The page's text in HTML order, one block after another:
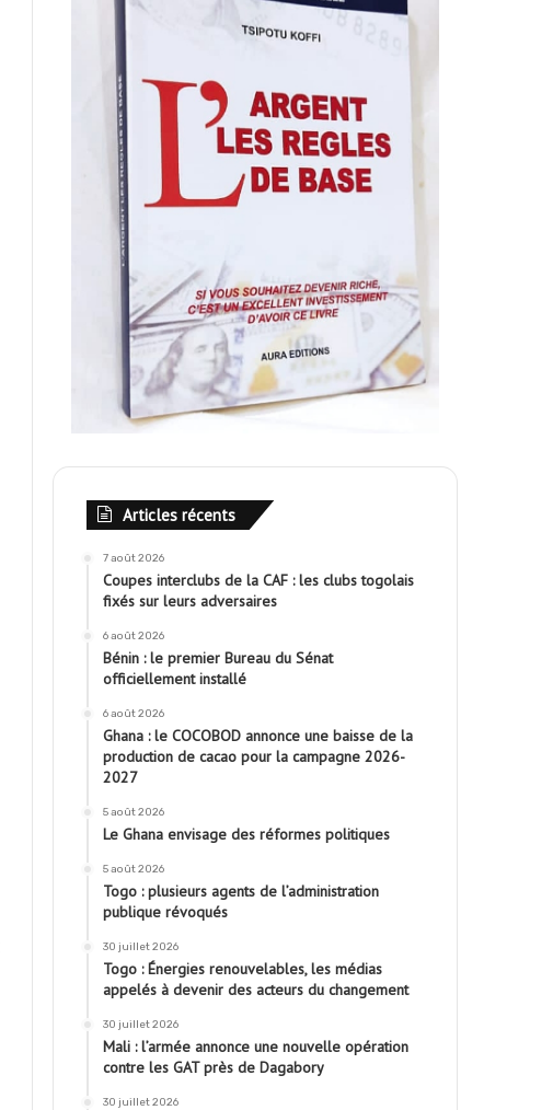
Articles récents
7 août 2026
Coupes interclubs de la CAF : les clubs togolais
fixés sur leurs adversaires
6 août 2026
Bénin : le premier Bureau du Sénat
officiellement installé
6 août 2026
Ghana : le COCOBOD annonce une baisse de la
production de cacao pour la campagne 2026-
2027
5 août 2026
Le Ghana envisage des réformes politiques
5 août 2026
Togo : plusieurs agents de l’administration
publique révoqués
30 juillet 2026
Togo : Énergies renouvelables, les médias
appelés à devenir des acteurs du changement
30 juillet 2026
Mali : l’armée annonce une nouvelle opération
contre les GAT près de Dagabory
30 juillet 2026